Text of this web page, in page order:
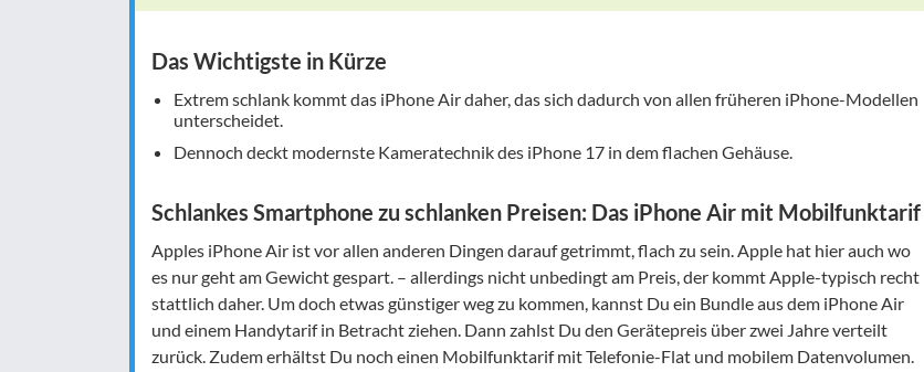
Das Wichtigste in Kürze
Extrem schlank kommt das iPhone Air daher, das sich dadurch von allen früheren iPhone-Modellen
unterscheidet.
Dennoch deckt modernste Kameratechnik des iPhone 17 in dem flachen Gehäuse.
Schlankes Smartphone zu schlanken Preisen: Das iPhone Air mit Mobilfunktarif
Apples iPhone Air ist vor allen anderen Dingen darauf getrimmt, flach zu sein. Apple hat hier auch wo
es nur geht am Gewicht gespart. – allerdings nicht unbedingt am Preis, der kommt Apple-typisch recht
stattlich daher. Um doch etwas günstiger weg zu kommen, kannst Du ein Bundle aus dem iPhone Air
und einem Handytarif in Betracht ziehen. Dann zahlst Du den Gerätepreis über zwei Jahre verteilt
zurück. Zudem erhältst Du noch einen Mobilfunktarif mit Telefonie-Flat und mobilem Datenvolumen.